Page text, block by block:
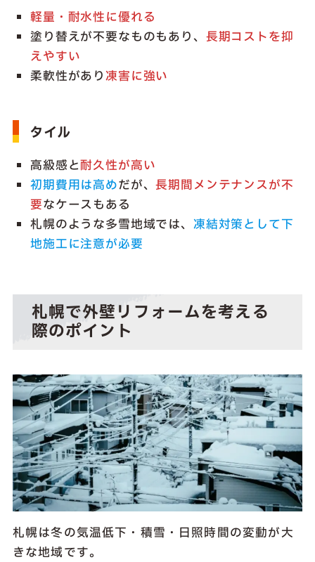
軽量・耐水性に優れる
塗り替えが不要なものもあり、 長期コストを抑
えやすい
柔軟性があり凍害に強い
タイル
高級感と耐久性が高い
初期費用は高めだが、長期間メンテナンスが不
要なケースもある
札幌のような多雪地域では、 凍結対策として下
地施工に注意が必要
札幌で外壁リフォームを考える
際のポイント
札幌は冬の気温低下・積雪・日照時間の変動が大
きな地域です。